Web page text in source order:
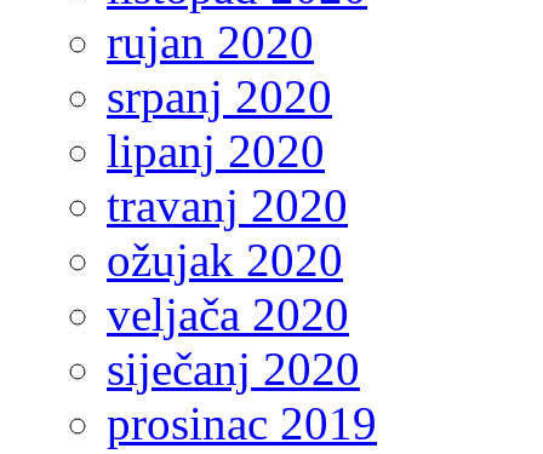
rujan 2020
srpanj 2020
lipanj 2020
travanj 2020
ožujak 2020
veljača 2020
siječanj 2020
prosinac 2019